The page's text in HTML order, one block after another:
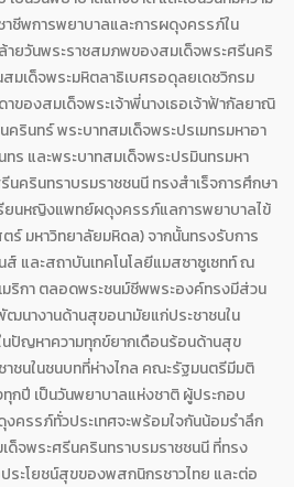
ชีพการพยาบาลและการผดุงครรภ์ใน
ล้ายวันพระราชสมภพของสมเด็จพระศรีนคริ
สมเด็จพระมหิตลาธิเบศรอดุลยเดชวิกรม
ของสมเด็จพระเจ้าพี่นางเธอเจ้าฟ้ากัลยาณิ
รินทร์ พระบาทสมเด็จพระปรเมทรมหาอา
ร และพระบาทสมเด็จพระปรมินทรมหา
ครินทราบรมราชชนนี ทรงสำเร็จการศึกษา
รียนหญิงแพทย์ผดุงครรภ์แลการพยาบาลไข้
มหาวิทยาลัยมหิดล) จากนั้นทรงรับการ
และสถาบันเทคโนโลยีแมสซาซูเซทท์ ณ
ริกา ตลอดพระชนม์ชีพพระองค์ทรงมีส่วน
นางานด้านสุขอนามัยแก่ประชาชนใน
นปัญหาความทุกข์ยากเดือนร้อนด้านสุข
าชนในชนบทที่ห่างไกล คณะรัฐมนตรีมีมติ
กปี เป็นวันพยาบาลแห่งชาติ ผู้ประกอบ
ครรภ์ทั่วประเทศจะพร้อมใจกันน้อมรำลึก
จพระศรีนครินทราบรมราชชนนี ที่ทรง
ะโยชน์สุขของพสกนิกรชาวไทย และต่อ